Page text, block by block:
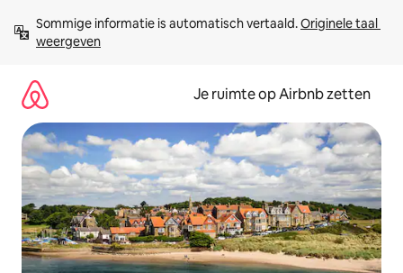
direct
naar
Sommige informatie is automatisch vertaald. Originele taal
weergeven
Je ruimte op Airbnb zetten